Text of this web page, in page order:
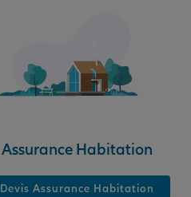
Assurance Habitation
Devis Assurance Habitation